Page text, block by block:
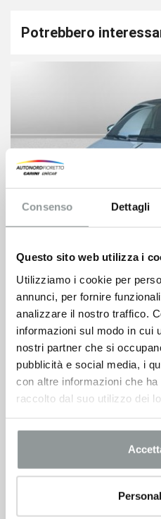
Consenso Dettagli
Questo sito web utilizza i
Utilizziamo i cookie per
annunci, per fornire
analizzare il nostro traffico.
informazioni sul modo in cui
nostri partner che si
pubblicità e social media, i
con altre informazioni che
raccolto dal suo utilizzo dei
Potrebbero
Fiat 500
10.500€
VEDI